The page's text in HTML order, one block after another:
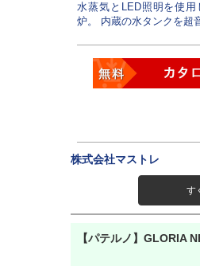
水蒸気とLED照明を使
炉。 内蔵の水タンクを超
株式会社マストレ
す
【パテルノ】GLORIA